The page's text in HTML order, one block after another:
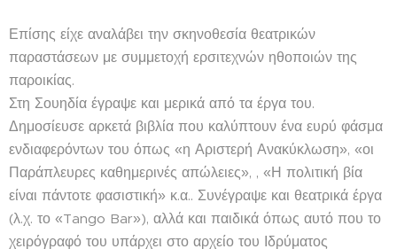
Επίσης είχε αναλάβει την σκηνοθεσία θεατρικών
παραστάσεων με συμμετοχή ερσιτεχνών ηθοποιών της
παροικίας.
Στη Σουηδία έγραψε και μερικά από τα έργα του.
Δημοσίευσε αρκετά βιβλία που καλύπτουν ένα ευρύ φάσμα
ενδιαφερόντων του όπως «η Αριστερή Ανακύκλωση», «οι
Παράπλευρες καθημερινές απώλειες», , «Η πολιτική βία
είναι πάντοτε φασιστική» κ.α.. Συνέγραψε και θεατρικά έργα
(λ.χ. το «Tango Bar»), αλλά και παιδικά όπως αυτό που το
χειρόγραφό του υπάρχει στο αρχείο του Ιδρύματος